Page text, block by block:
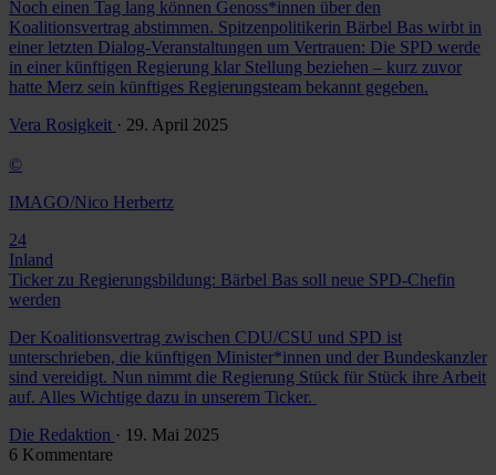
Noch einen Tag lang können Genoss*innen über den
Koalitionsvertrag abstimmen. Spitzenpolitikerin Bärbel Bas wirbt in
einer letzten Dialog-Veranstaltungen um Vertrauen: Die SPD werde
in einer künftigen Regierung klar Stellung beziehen – kurz zuvor
hatte Merz sein künftiges Regierungsteam bekannt gegeben.
Vera Rosigkeit · 29. April 2025
©
IMAGO/Nico Herbertz
24
Inland
Ticker zu Regierungsbildung: Bärbel Bas soll neue SPD-Chefin
werden
Der Koalitionsvertrag zwischen CDU/CSU und SPD ist
unterschrieben, die künftigen Minister*innen und der Bundeskanzler
sind vereidigt. Nun nimmt die Regierung Stück für Stück ihre Arbeit
auf. Alles Wichtige dazu in unserem Ticker.
Die Redaktion · 19. Mai 2025
6 Kommentare